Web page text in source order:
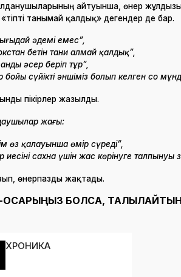
айтуынша, өнер жұлдызы
танымай қалдық» дегендер де бар.
әдемі емес”,
бетін тани алмай қалдық”,
әсер беріп тұр”,
бойы сүйікті әншіміз болып келген соң
пікірлер жазылды.
жағы:
өз қалауынша өмір сүреді”,
иесінің сахна үшін жас көрінуге талпынуы
өнерпазды жақтады.
БОЛСА, ТАЛҚЫЛАЙТЫН
ХРОНИКА